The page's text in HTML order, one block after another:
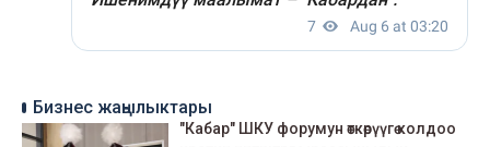
Бизнес жаңылыктары
"Кабар" ШКУ форумун өткөрүүгө колдоо